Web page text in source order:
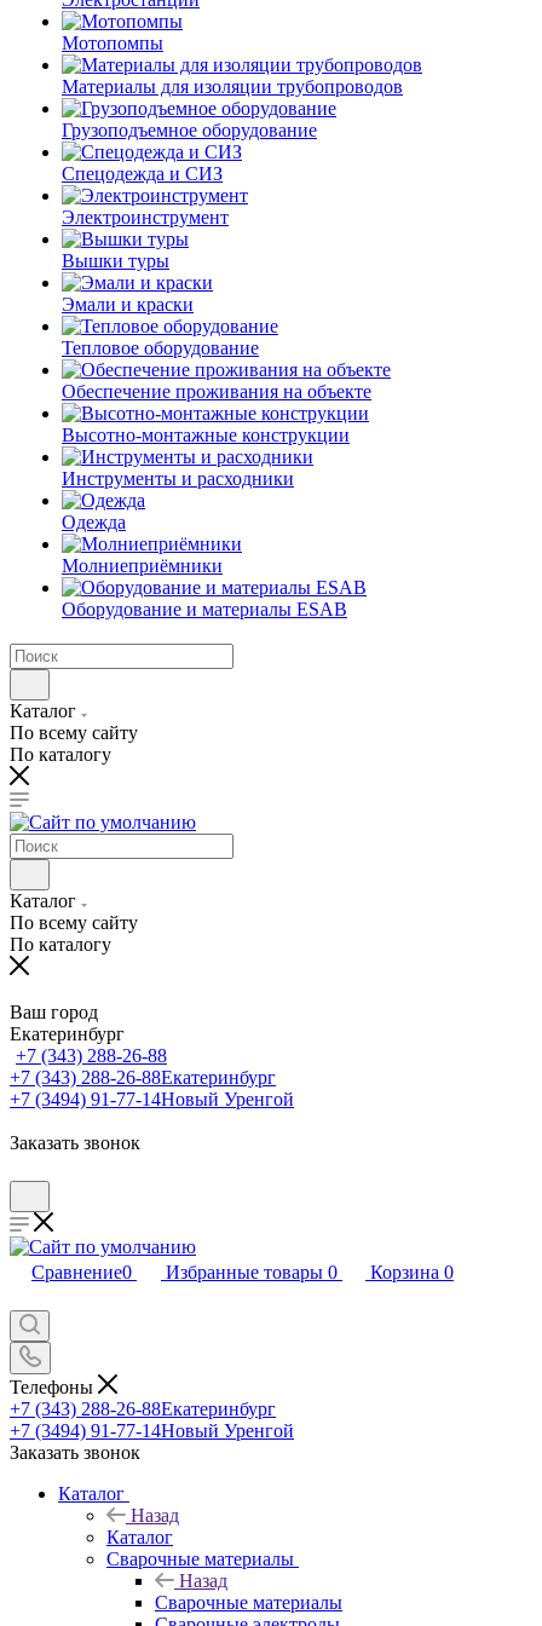
Мотопомпы
Материалы для изоляции трубопроводов
Грузоподъемное оборудование
Спецодежда и СИЗ
Электроинструмент
Вышки туры
Эмали и краски
Тепловое оборудование
Обеспечение проживания на объекте
Высотно-монтажные конструкции
Инструменты и расходники
Одежда
Молниеприёмники
Оборудование и материалы ESAB
Каталог
По всему сайту
По каталогу
Каталог
По всему сайту
По каталогу
Ваш город
Екатеринбург
+7 (343) 288-26-88
+7 (343) 288-26-88Екатеринбург
+7 (3494) 91-77-14Новый Уренгой
Заказать звонок
Сравнение0 Избранные товары 0 Корзина 0
Телефоны
+7 (343) 288-26-88Екатеринбург
+7 (3494) 91-77-14Новый Уренгой
Заказать звонок
Каталог
Назад
Каталог
Сварочные материалы
Назад
Сварочные материалы